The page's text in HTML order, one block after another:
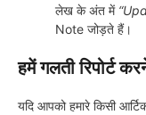
लेख के अंत में
Note जोड़ते हैं।
हमें गलती रिपोर्ट
यदि आपको हमारे किसी